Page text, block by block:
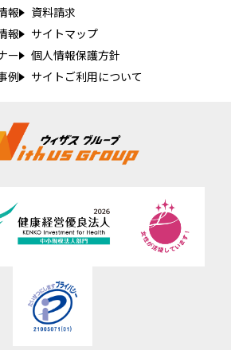
報
報
ー
例
資料請求
サイトマップ
個人情報保護方針
サイトご利用について